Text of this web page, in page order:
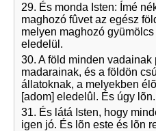
29. És monda Isten: Ímé
maghozó fûvet az egész
melyen maghozó
eledelül.
30. A föld minden
madarainak, és a földön
állatoknak, a melyekben
[adom] eledelûl. És úgy lõn.
31. És látá Isten, hogy
igen jó. És lõn este és lõn